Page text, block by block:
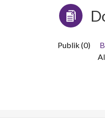
Publik (0)